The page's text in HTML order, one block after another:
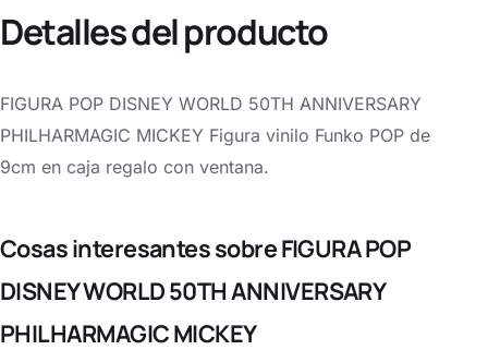
Detalles del producto
FIGURA POP DISNEY WORLD 50TH ANNIVERSARY
PHILHARMAGIC MICKEY Figura vinilo Funko POP de
9cm en caja regalo con ventana.
Cosas interesantes sobre FIGURA POP
DISNEY WORLD 50TH ANNIVERSARY
PHILHARMAGIC MICKEY